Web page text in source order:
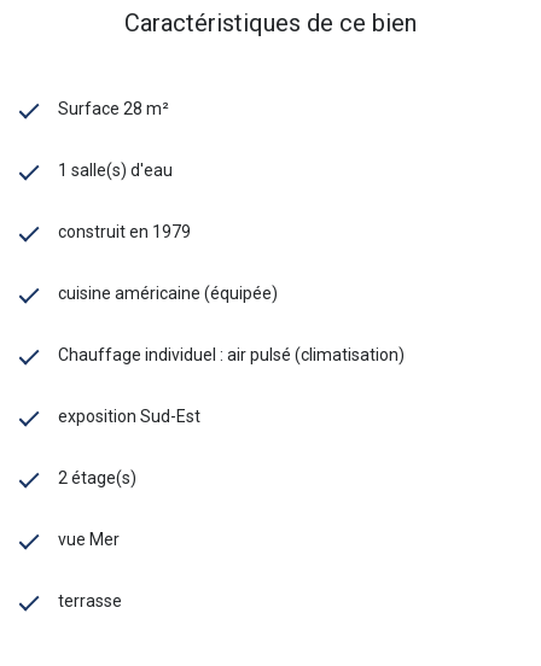
Caractéristiques de ce bien
Surface 28 m²
1 salle(s) d'eau
construit en 1979
cuisine américaine (équipée)
Chauffage individuel : air pulsé (climatisation)
exposition Sud-Est
2 étage(s)
vue Mer
terrasse